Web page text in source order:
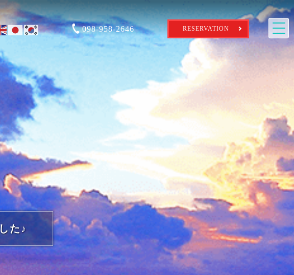
098-958-2646 RESERVATION
た♪